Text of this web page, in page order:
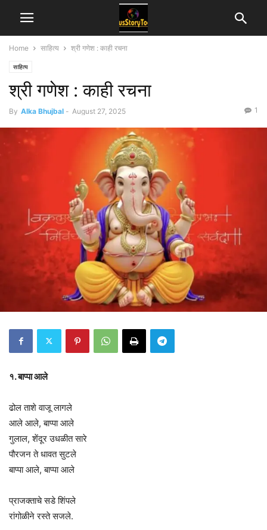
Home साहित्य श्री गणेश : काही रचना
साहित्य
श्री गणेश : काही रचना
By Alka Bhujbal - August 27, 2025 1
१. बाप्पा आले
ढोल ताशे वाजू लागले
आले आले, बाप्पा आले
गुलाल, शेंदूर उधळीत सारे
पौरजन ते धावत सुटले
बाप्पा आले, बाप्पा आले
प्राजक्ताचे सडे शिंपले
रांगोळीने रस्ते सजले.